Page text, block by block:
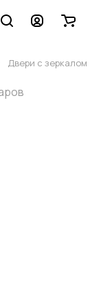
Двери с зеркалом